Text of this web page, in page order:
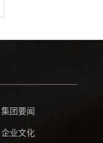
集团要闻
企业文化